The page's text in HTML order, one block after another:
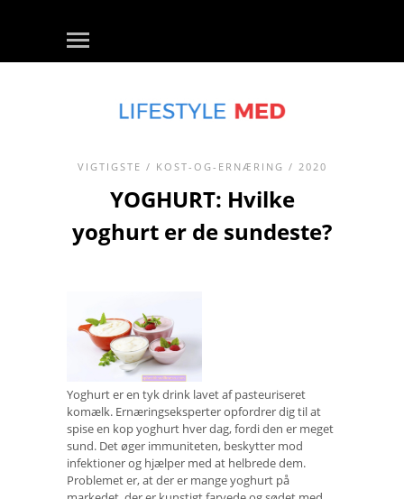
VIGTIGSTE / KOST-OG-ERNÆRING / 2020
YOGHURT: Hvilke
yoghurt er de sundeste?
Yoghurt er en tyk drink lavet af pasteuriseret
komælk. Ernæringseksperter opfordrer dig til at
spise en kop yoghurt hver dag, fordi den er meget
sund. Det øger immuniteten, beskytter mod
infektioner og hjælper med at helbrede dem.
Problemet er, at der er mange yoghurt på